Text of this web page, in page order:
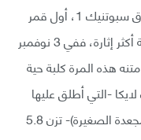
من إدهاش الاتحاد السوفييتي للعالم بإطلاق سبوتنيك 1، أول قمر
صناعي يدخل المدار، كشف الروس عن خطة أكثر إثارة، ففي 3 نوفمبر
كانت على متنه هذه المرة كلبة حية
-التي أطلق عليها
المدربون في الأصل اسم كودريافكا (أي المجعدة الصغيرة)- تزن 5.8